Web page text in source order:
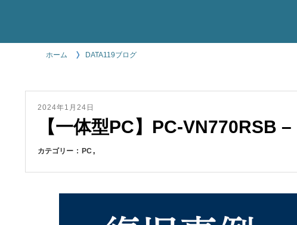
ホーム DATA119ブログ
2024年1月24日
【一体型PC】PC-VN770RSB
カテゴリー PC